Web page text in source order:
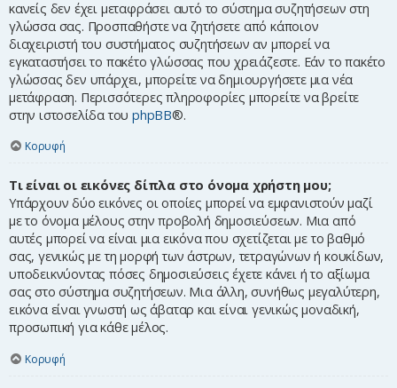
κανείς δεν έχει μεταφράσει αυτό το σύστημα συζητήσεων στη
γλώσσα σας. Προσπαθήστε να ζητήσετε από κάποιον
διαχειριστή του συστήματος συζητήσεων αν μπορεί να
εγκαταστήσει το πακέτο γλώσσας που χρειάζεστε. Εάν το πακέτο
γλώσσας δεν υπάρχει, μπορείτε να δημιουργήσετε μια νέα
μετάφραση. Περισσότερες πληροφορίες μπορείτε να βρείτε
στην ιστοσελίδα του phpBB®.
Κορυφή
Τι είναι οι εικόνες δίπλα στο όνομα χρήστη μου;
Υπάρχουν δύο εικόνες οι οποίες μπορεί να εμφανιστούν μαζί
με το όνομα μέλους στην προβολή δημοσιεύσεων. Μια από
αυτές μπορεί να είναι μια εικόνα που σχετίζεται με το βαθμό
σας, γενικώς με τη μορφή των άστρων, τετραγώνων ή κουκίδων,
υποδεικνύοντας πόσες δημοσιεύσεις έχετε κάνει ή το αξίωμα
σας στο σύστημα συζητήσεων. Μια άλλη, συνήθως μεγαλύτερη,
εικόνα είναι γνωστή ως άβαταρ και είναι γενικώς μοναδική,
προσωπική για κάθε μέλος.
Κορυφή